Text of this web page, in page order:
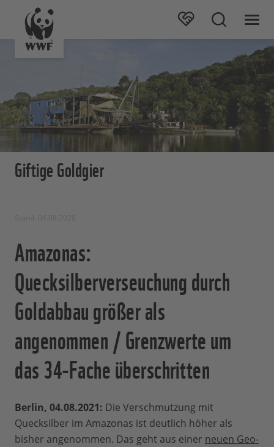
Giftige Goldgier
Amazonas:
Quecksilberverseuchung durch
Goldabbau größer als
angenommen / Grenzwerte um
das 34-Fache überschritten
Berlin, 04.08.2021: Die Verschmutzung mit
Quecksilber im Amazonas ist deutlich höher als
bisher angenommen. Das geht aus einer neuen Geo-